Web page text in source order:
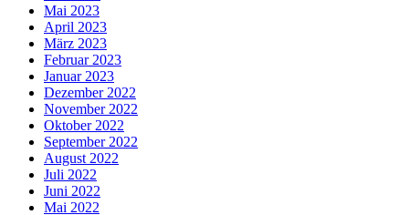
Mai 2023
April 2023
März 2023
Februar 2023
Januar 2023
Dezember 2022
November 2022
Oktober 2022
September 2022
August 2022
Juli 2022
Juni 2022
Mai 2022